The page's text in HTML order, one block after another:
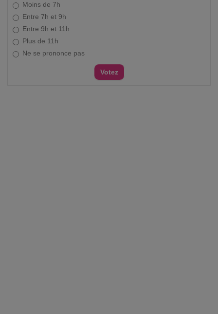
Moins de 7h
Entre 7h et 9h
Entre 9h et 11h
Plus de 11h
Ne se prononce pas